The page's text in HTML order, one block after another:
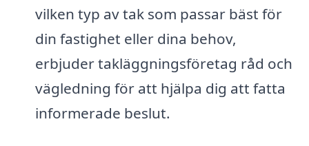
vilken typ av tak som passar bäst för
din fastighet eller dina behov,
erbjuder takläggningsföretag råd och
vägledning för att hjälpa dig att fatta
informerade beslut.